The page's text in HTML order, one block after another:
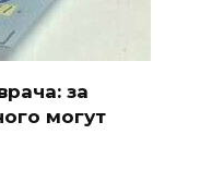
за
могут